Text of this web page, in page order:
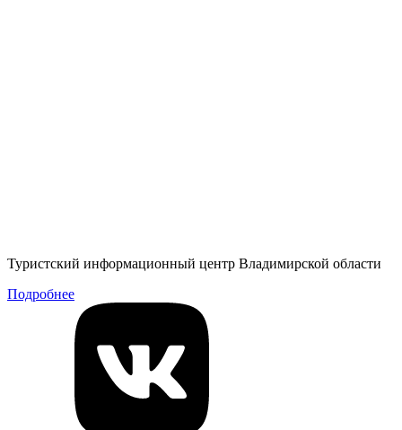
Туристский информационный центр Владимирской области
Подробнее